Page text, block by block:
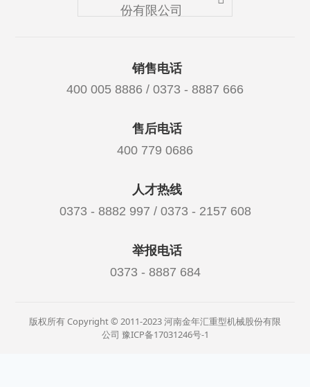
份有限公司
销售电话
400 005 8886 / 0373 - 8887 666
售后电话
400 779 0686
人才热线
0373 - 8882 997 / 0373 - 2157 608
举报电话
0373 - 8887 684
版权所有 Copyright © 2011-2023 河南金年汇重型机械股份有限
公司 豫ICP备17031246号-1